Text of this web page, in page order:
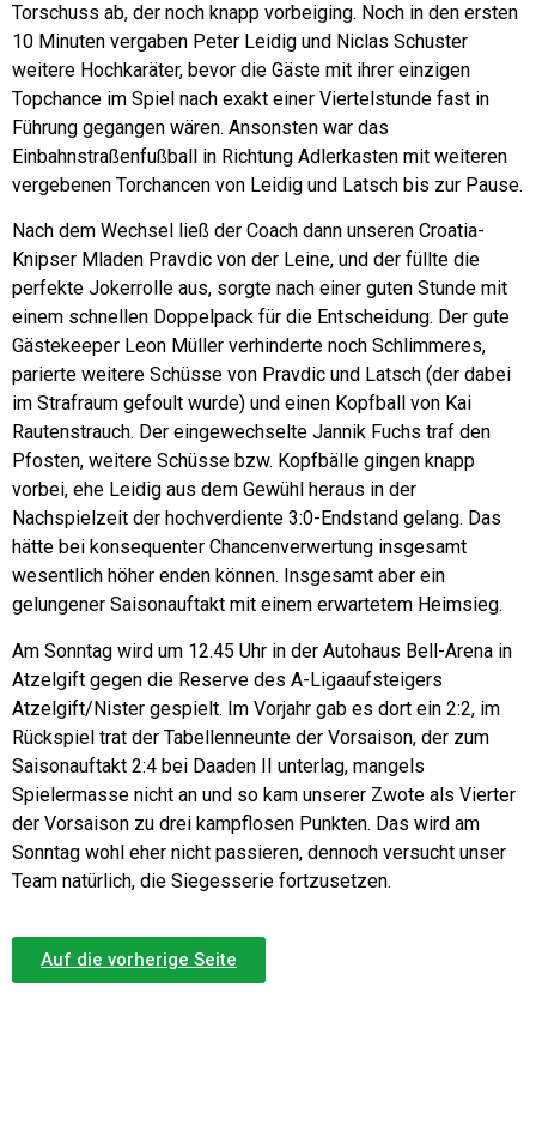
Torschuss ab, der noch knapp vorbeiging. Noch in den ersten
10 Minuten vergaben Peter Leidig und Niclas Schuster
weitere Hochkaräter, bevor die Gäste mit ihrer einzigen
Topchance im Spiel nach exakt einer Viertelstunde fast in
Führung gegangen wären. Ansonsten war das
Einbahnstraßenfußball in Richtung Adlerkasten mit weiteren
vergebenen Torchancen von Leidig und Latsch bis zur Pause.
Nach dem Wechsel ließ der Coach dann unseren Croatia-
Knipser Mladen Pravdic von der Leine, und der füllte die
perfekte Jokerrolle aus, sorgte nach einer guten Stunde mit
einem schnellen Doppelpack für die Entscheidung. Der gute
Gästekeeper Leon Müller verhinderte noch Schlimmeres,
parierte weitere Schüsse von Pravdic und Latsch (der dabei
im Strafraum gefoult wurde) und einen Kopfball von Kai
Rautenstrauch. Der eingewechselte Jannik Fuchs traf den
Pfosten, weitere Schüsse bzw. Kopfbälle gingen knapp
vorbei, ehe Leidig aus dem Gewühl heraus in der
Nachspielzeit der hochverdiente 3:0-Endstand gelang. Das
hätte bei konsequenter Chancenverwertung insgesamt
wesentlich höher enden können. Insgesamt aber ein
gelungener Saisonauftakt mit einem erwartetem Heimsieg.
Am Sonntag wird um 12.45 Uhr in der Autohaus Bell-Arena in
Atzelgift gegen die Reserve des A-Ligaaufsteigers
Atzelgift/Nister gespielt. Im Vorjahr gab es dort ein 2:2, im
Rückspiel trat der Tabellenneunte der Vorsaison, der zum
Saisonauftakt 2:4 bei Daaden II unterlag, mangels
Spielermasse nicht an und so kam unserer Zwote als Vierter
der Vorsaison zu drei kampflosen Punkten. Das wird am
Sonntag wohl eher nicht passieren, dennoch versucht unser
Team natürlich, die Siegesserie fortzusetzen.
Auf die vorherige Seite